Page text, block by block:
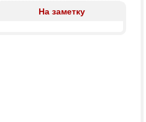
На заметку